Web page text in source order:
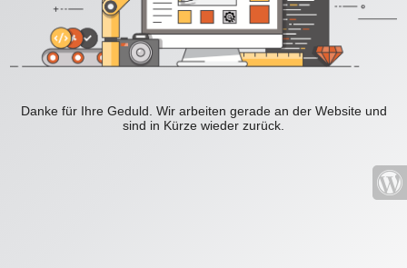
Danke für Ihre Geduld. Wir arbeiten gerade an der Website und
sind in Kürze wieder zurück.